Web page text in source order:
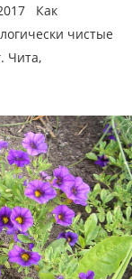
Как
чистые
Чита,